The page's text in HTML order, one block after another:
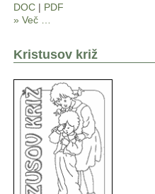
DOC| PDF
» Več …
Kristusov križ